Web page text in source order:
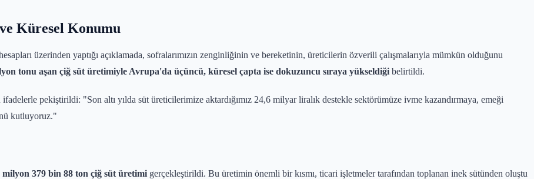
Küresel Konumu
üzerinden yaptığı açıklamada, sofralarımızın zenginliğinin ve bereketinin, üreticilerin özverili çalışmalarıyla mümkün olduğunu
tonu aşan çiğ süt üretimiyle Avrupa'da üçüncü, küresel çapta ise dokuzuncu sıraya yükseldiği belirtildi.
ifadelerle pekiştirildi: "Son altı yılda süt üreticilerimize aktardığımız 24,6 milyar liralık destekle sektörümüze ivme kazandırmaya, emeği
kutluyoruz."
milyon 379 bin 88 ton çiğ süt üretimi gerçekleştirildi. Bu üretimin önemli bir kısmı, ticari işletmeler tarafından toplanan inek sütünden oluştu